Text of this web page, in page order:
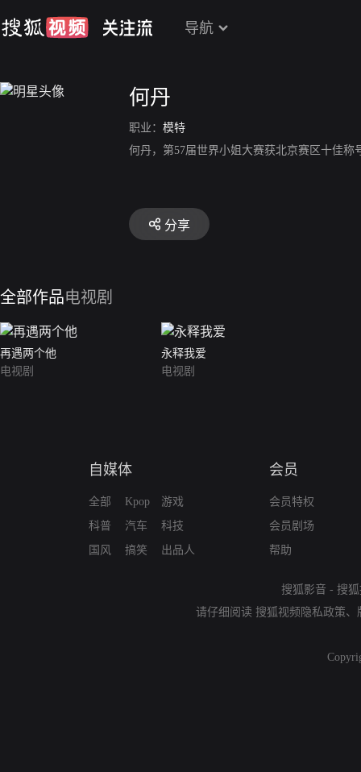
导航
何丹
职业： 模特
何丹，第57届世界小姐大赛获北京赛区十佳
分享
全部作品电视剧
再遇两个他
电视剧
永释我爱
电视剧
自媒体
全部
科普
国风
Kpop
汽车
搞笑
游戏
科技
出品人
会员
会员特权
会员剧场
帮助
搜狐影音 - 搜
请仔细阅读 搜狐视频隐私政策、